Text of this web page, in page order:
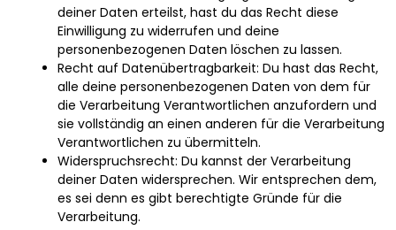
deiner Daten erteilst, hast du das Recht diese
Einwilligung zu widerrufen und deine
personenbezogenen Daten löschen zu lassen.
Recht auf Datenübertragbarkeit: Du hast das Recht,
alle deine personenbezogenen Daten von dem für
die Verarbeitung Verantwortlichen anzufordern und
sie vollständig an einen anderen für die Verarbeitung
Verantwortlichen zu übermitteln.
Widerspruchsrecht: Du kannst der Verarbeitung
deiner Daten widersprechen. Wir entsprechen dem,
es sei denn es gibt berechtigte Gründe für die
Verarbeitung.